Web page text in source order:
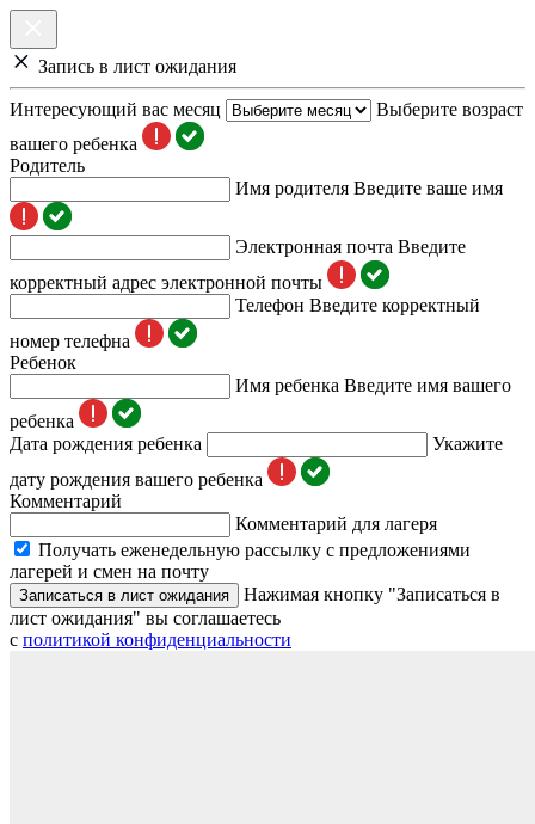
Запись в лист ожидания
Интересующий вас месяц
Выберите возраст
вашего ребенка
Родитель
Имя родителя Введите ваше имя
Электронная почта Введите
корректный адрес электронной почты
Телефон Введите корректный
номер телефна
Ребенок
Имя ребенка Введите имя вашего
ребенка
Дата рождения ребенка
Укажите
дату рождения вашего ребенка
Комментарий
Комментарий для лагеря
Получать еженедельную рассылку с предложениями
лагерей и смен на почту
Записаться в лист ожидания
Нажимая кнопку "Записаться в
лист ожидания" вы соглашаетесь
с политикой конфиденциальности